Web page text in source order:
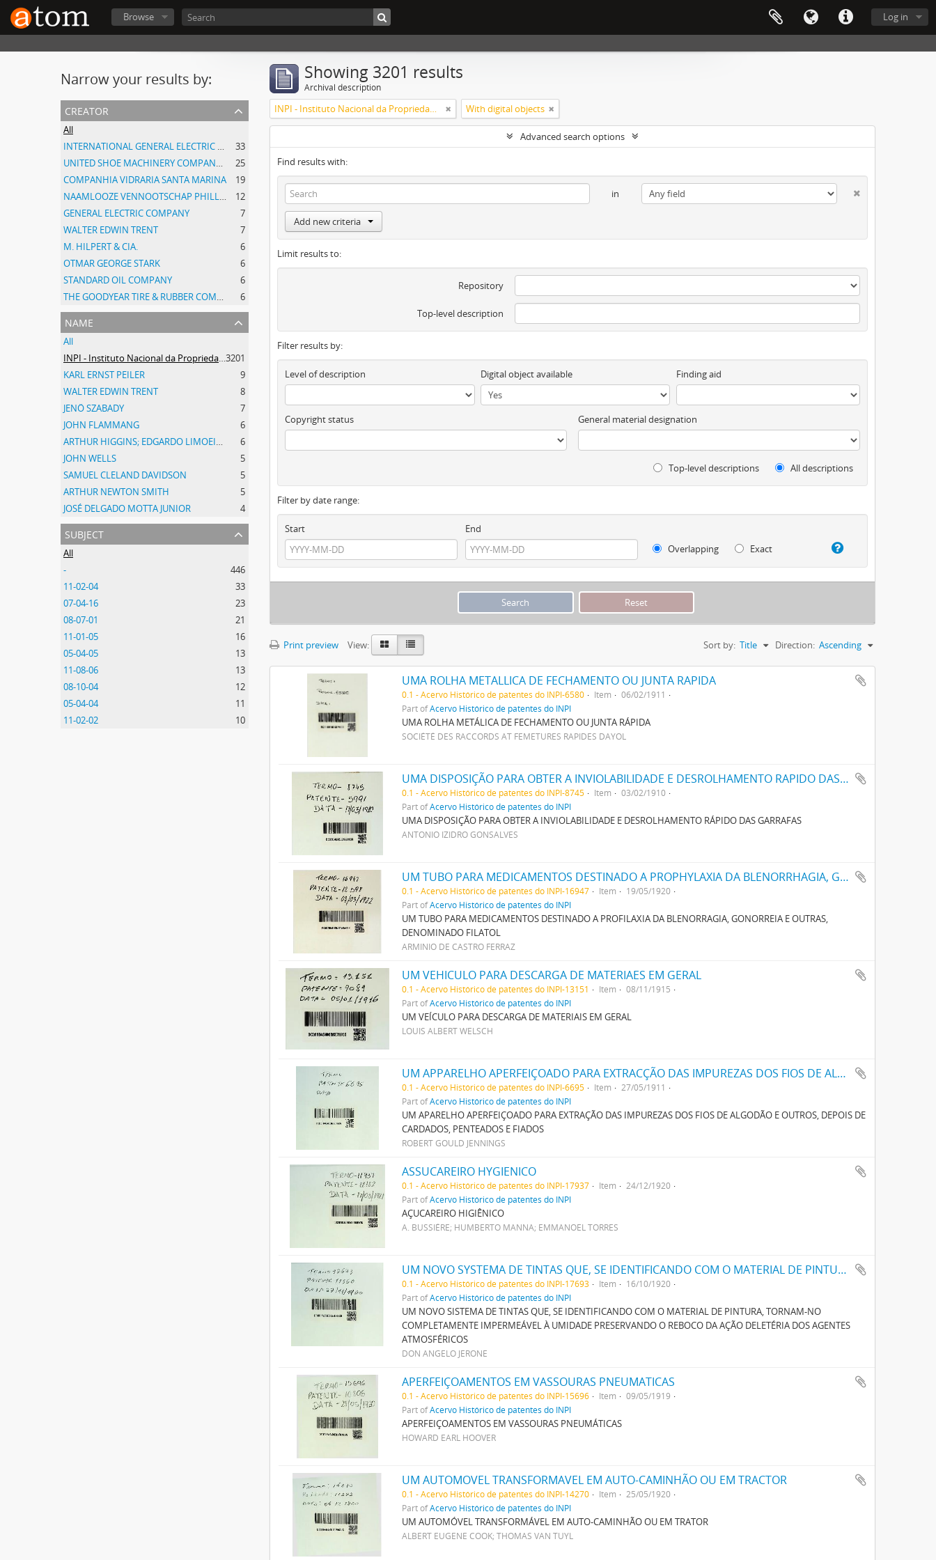
Log in
Browse
Narrow your results by:
creator
All
INTERNATIONAL GENERAL ELECTRIC COMPANY, INCORPORATED
33
UNITED SHOE MACHINERY COMPANY OF SOUTH AMERICA
25
COMPANHIA VIDRARIA SANTA MARINA
19
NAAMLOOZE VENNOOTSCHAP PHILLIPS GLOEILAMPENFABRIEKEN
12
GENERAL ELECTRIC COMPANY
7
WALTER EDWIN TRENT
7
M. HILPERT & CIA.
6
OTMAR GEORGE STARK
6
STANDARD OIL COMPANY
6
THE GOODYEAR TIRE & RUBBER COMPANY
6
name
All
INPI - Instituto Nacional da Propriedade Industrial3201
KARL ERNST PEILER
9
WALTER EDWIN TRENT
8
JENÖ SZABADY
7
JOHN FLAMMANG
6
ARTHUR HIGGINS; EDGARDO LIMOEIRO
6
JOHN WELLS
5
SAMUEL CLELAND DAVIDSON
5
ARTHUR NEWTON SMITH
5
JOSÉ DELGADO MOTTA JUNIOR
4
subject
All
-
446
11-02-04
33
07-04-16
23
08-07-01
21
11-01-05
16
05-04-05
13
11-08-06
13
08-10-04
12
05-04-04
11
11-02-02
10
Showing 3201 results
Archival description
INPI - Instituto Nacional da Propriedade Industrial With digital objects
Advanced search options
Find results with:
in
Add new criteria
Limit results to:
Repository
Top-level description
Filter results by:
Level of description Digital object available Finding aid
Copyright status General material designation
Top-level descriptions All descriptions
Filter by date range:
Start
End
Overlapping
Exact
Print preview View: Sort by: Title Direction: Ascending
UMA ROLHA METALLICA DE FECHAMENTO OU JUNTA RAPIDA
0.1 - Acervo Histórico de patentes do INPI-6580 Item
06/02/1911
Part ofAcervo Histórico de patentes do INPI
UMA ROLHA METÁLICA DE FECHAMENTO OU JUNTA RÁPIDA
SOCIÉTÉ DES RACCORDS AT FEMETURES RAPIDES DAYOL
UMA DISPOSIÇÃO PARA OBTER A INVIOLABILIDADE E DESROLHAMENTO RAPIDO DAS GARRAFAS
0.1 - Acervo Histórico de patentes do INPI-8745 Item
03/02/1910
Part ofAcervo Histórico de patentes do INPI
UMA DISPOSIÇÃO PARA OBTER A INVIOLABILIDADE E DESROLHAMENTO RÁPIDO DAS GARRAFAS
ANTONIO IZIDRO GONSALVES
UM TUBO PARA MEDICAMENTOS DESTINADO A PROPHYLAXIA DA BLENORRHAGIA, GONORRHEIA E OUTRAS, DENOMINADO FILATTOL
0.1 - Acervo Histórico de patentes do INPI-16947 Item
19/05/1920
Part ofAcervo Histórico de patentes do INPI
UM TUBO PARA MEDICAMENTOS DESTINADO A PROFILAXIA DA BLENORRAGIA, GONORREIA E OUTRAS,
DENOMINADO FILATOL
ARMINIO DE CASTRO FERRAZ
UM VEHICULO PARA DESCARGA DE MATERIAES EM GERAL
0.1 - Acervo Histórico de patentes do INPI-13151 Item
08/11/1915
Part ofAcervo Histórico de patentes do INPI
UM VEÍCULO PARA DESCARGA DE MATERIAIS EM GERAL
LOUIS ALBERT WELSCH
UM APPARELHO APERFEIÇOADO PARA EXTRACÇÃO DAS IMPUREZAS DOS FIOS DE ALGODÃO E OUTROS, DEPOIS DE CARDADOS, PENTEADOS E FIADOS
0.1 - Acervo Histórico de patentes do INPI-6695 Item
27/05/1911
Part ofAcervo Histórico de patentes do INPI
UM APARELHO APERFEIÇOADO PARA EXTRAÇÃO DAS IMPUREZAS DOS FIOS DE ALGODÃO E OUTROS, DEPOIS DE
CARDADOS, PENTEADOS E FIADOS
ROBERT GOULD JENNINGS
ASSUCAREIRO HYGIENICO
0.1 - Acervo Histórico de patentes do INPI-17937 Item
24/12/1920
Part ofAcervo Histórico de patentes do INPI
AÇUCAREIRO HIGIÊNICO
A. BUSSIÉRE; HUMBERTO MANNA; EMMANOEL TORRES
UM NOVO SYSTEMA DE TINTAS QUE, SE IDENTIFICANDO COM O MATERIAL DE PINTURA, TORNAM-NO COMPLETAMENTE IMPERMEAVEL A HUMIDADE PRESERVANDO O REBOCO DA ACÇÃO DELETERIA DOS AGENTES ATMOSPHERICOS
0.1 - Acervo Histórico de patentes do INPI-17693 Item
16/10/1920
Part ofAcervo Histórico de patentes do INPI
UM NOVO SISTEMA DE TINTAS QUE, SE IDENTIFICANDO COM O MATERIAL DE PINTURA, TORNAM-NO
COMPLETAMENTE IMPERMEÁVEL À UMIDADE PRESERVANDO O REBOCO DA AÇÃO DELETÉRIA DOS AGENTES
ATMOSFÉRICOS
DON ANGELO JERONE
APERFEIÇOAMENTOS EM VASSOURAS PNEUMATICAS
0.1 - Acervo Histórico de patentes do INPI-15696 Item
09/05/1919
Part ofAcervo Histórico de patentes do INPI
APERFEIÇOAMENTOS EM VASSOURAS PNEUMÁTICAS
HOWARD EARL HOOVER
UM AUTOMOVEL TRANSFORMAVEL EM AUTO-CAMINHÃO OU EM TRACTOR
0.1 - Acervo Histórico de patentes do INPI-14270 Item
25/05/1920
Part ofAcervo Histórico de patentes do INPI
UM AUTOMÓVEL TRANSFORMÁVEL EM AUTO-CAMINHÃO OU EM TRATOR
ALBERT EUGENE COOK; THOMAS VAN TUYL